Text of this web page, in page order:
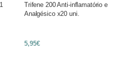
Trifene 200 Anti-inflamatório e
Analgésico x20 uni.
5,95€